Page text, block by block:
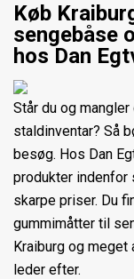
Køb
sengebåse
hos Dan
Står du og
staldinventar? Så
besøg. Hos Dan
produkter indenfor
skarpe priser. Du
gummimåtter til
Kraiburg og meget
leder efter.